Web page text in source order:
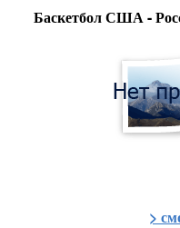
Баскетбол США -
>